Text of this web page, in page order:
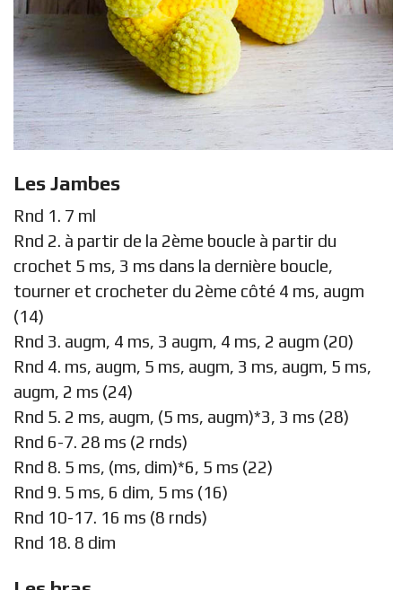
Les Jambes
Rnd 1. 7 ml
Rnd 2. à partir de la 2ème boucle à partir du
crochet 5 ms, 3 ms dans la dernière boucle,
tourner et crocheter du 2ème côté 4 ms, augm
(14)
Rnd 3. augm, 4 ms, 3 augm, 4 ms, 2 augm (20)
Rnd 4. ms, augm, 5 ms, augm, 3 ms, augm, 5 ms,
augm, 2 ms (24)
Rnd 5. 2 ms, augm, (5 ms, augm)*3, 3 ms (28)
Rnd 6-7. 28 ms (2 rnds)
Rnd 8. 5 ms, (ms, dim)*6, 5 ms (22)
Rnd 9. 5 ms, 6 dim, 5 ms (16)
Rnd 10-17. 16 ms (8 rnds)
Rnd 18. 8 dim